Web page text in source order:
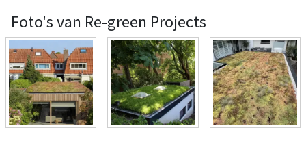
Foto's van Re-green Projects